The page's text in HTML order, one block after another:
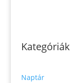
Kategóriák
Naptár